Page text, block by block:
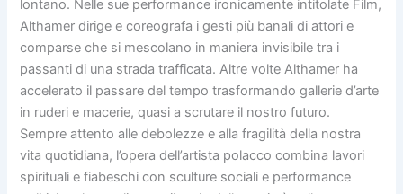
lontano. Nelle sue performance ironicamente intitolate Film,
Althamer dirige e coreografa i gesti più banali di attori e
comparse che si mescolano in maniera invisibile tra i
passanti di una strada trafficata. Altre volte Althamer ha
accelerato il passare del tempo trasformando gallerie d’arte
in ruderi e macerie, quasi a scrutare il nostro futuro.
Sempre attento alle debolezze e alla fragilità della nostra
vita quotidiana, l’opera dell’artista polacco combina lavori
spirituali e fiabeschi con sculture sociali e performance